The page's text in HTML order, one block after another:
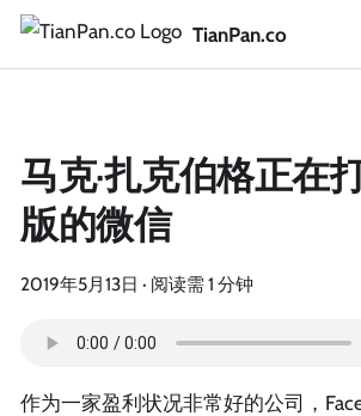
TianPan.co
马克·扎克伯格正在
版的微信
2019年5月13日 · 阅读需 1 分钟
作为一家盈利状况非常好的公司，